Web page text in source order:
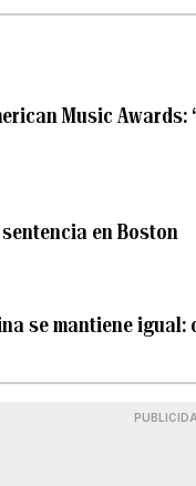
Music Awards:
en Boston
se mantiene